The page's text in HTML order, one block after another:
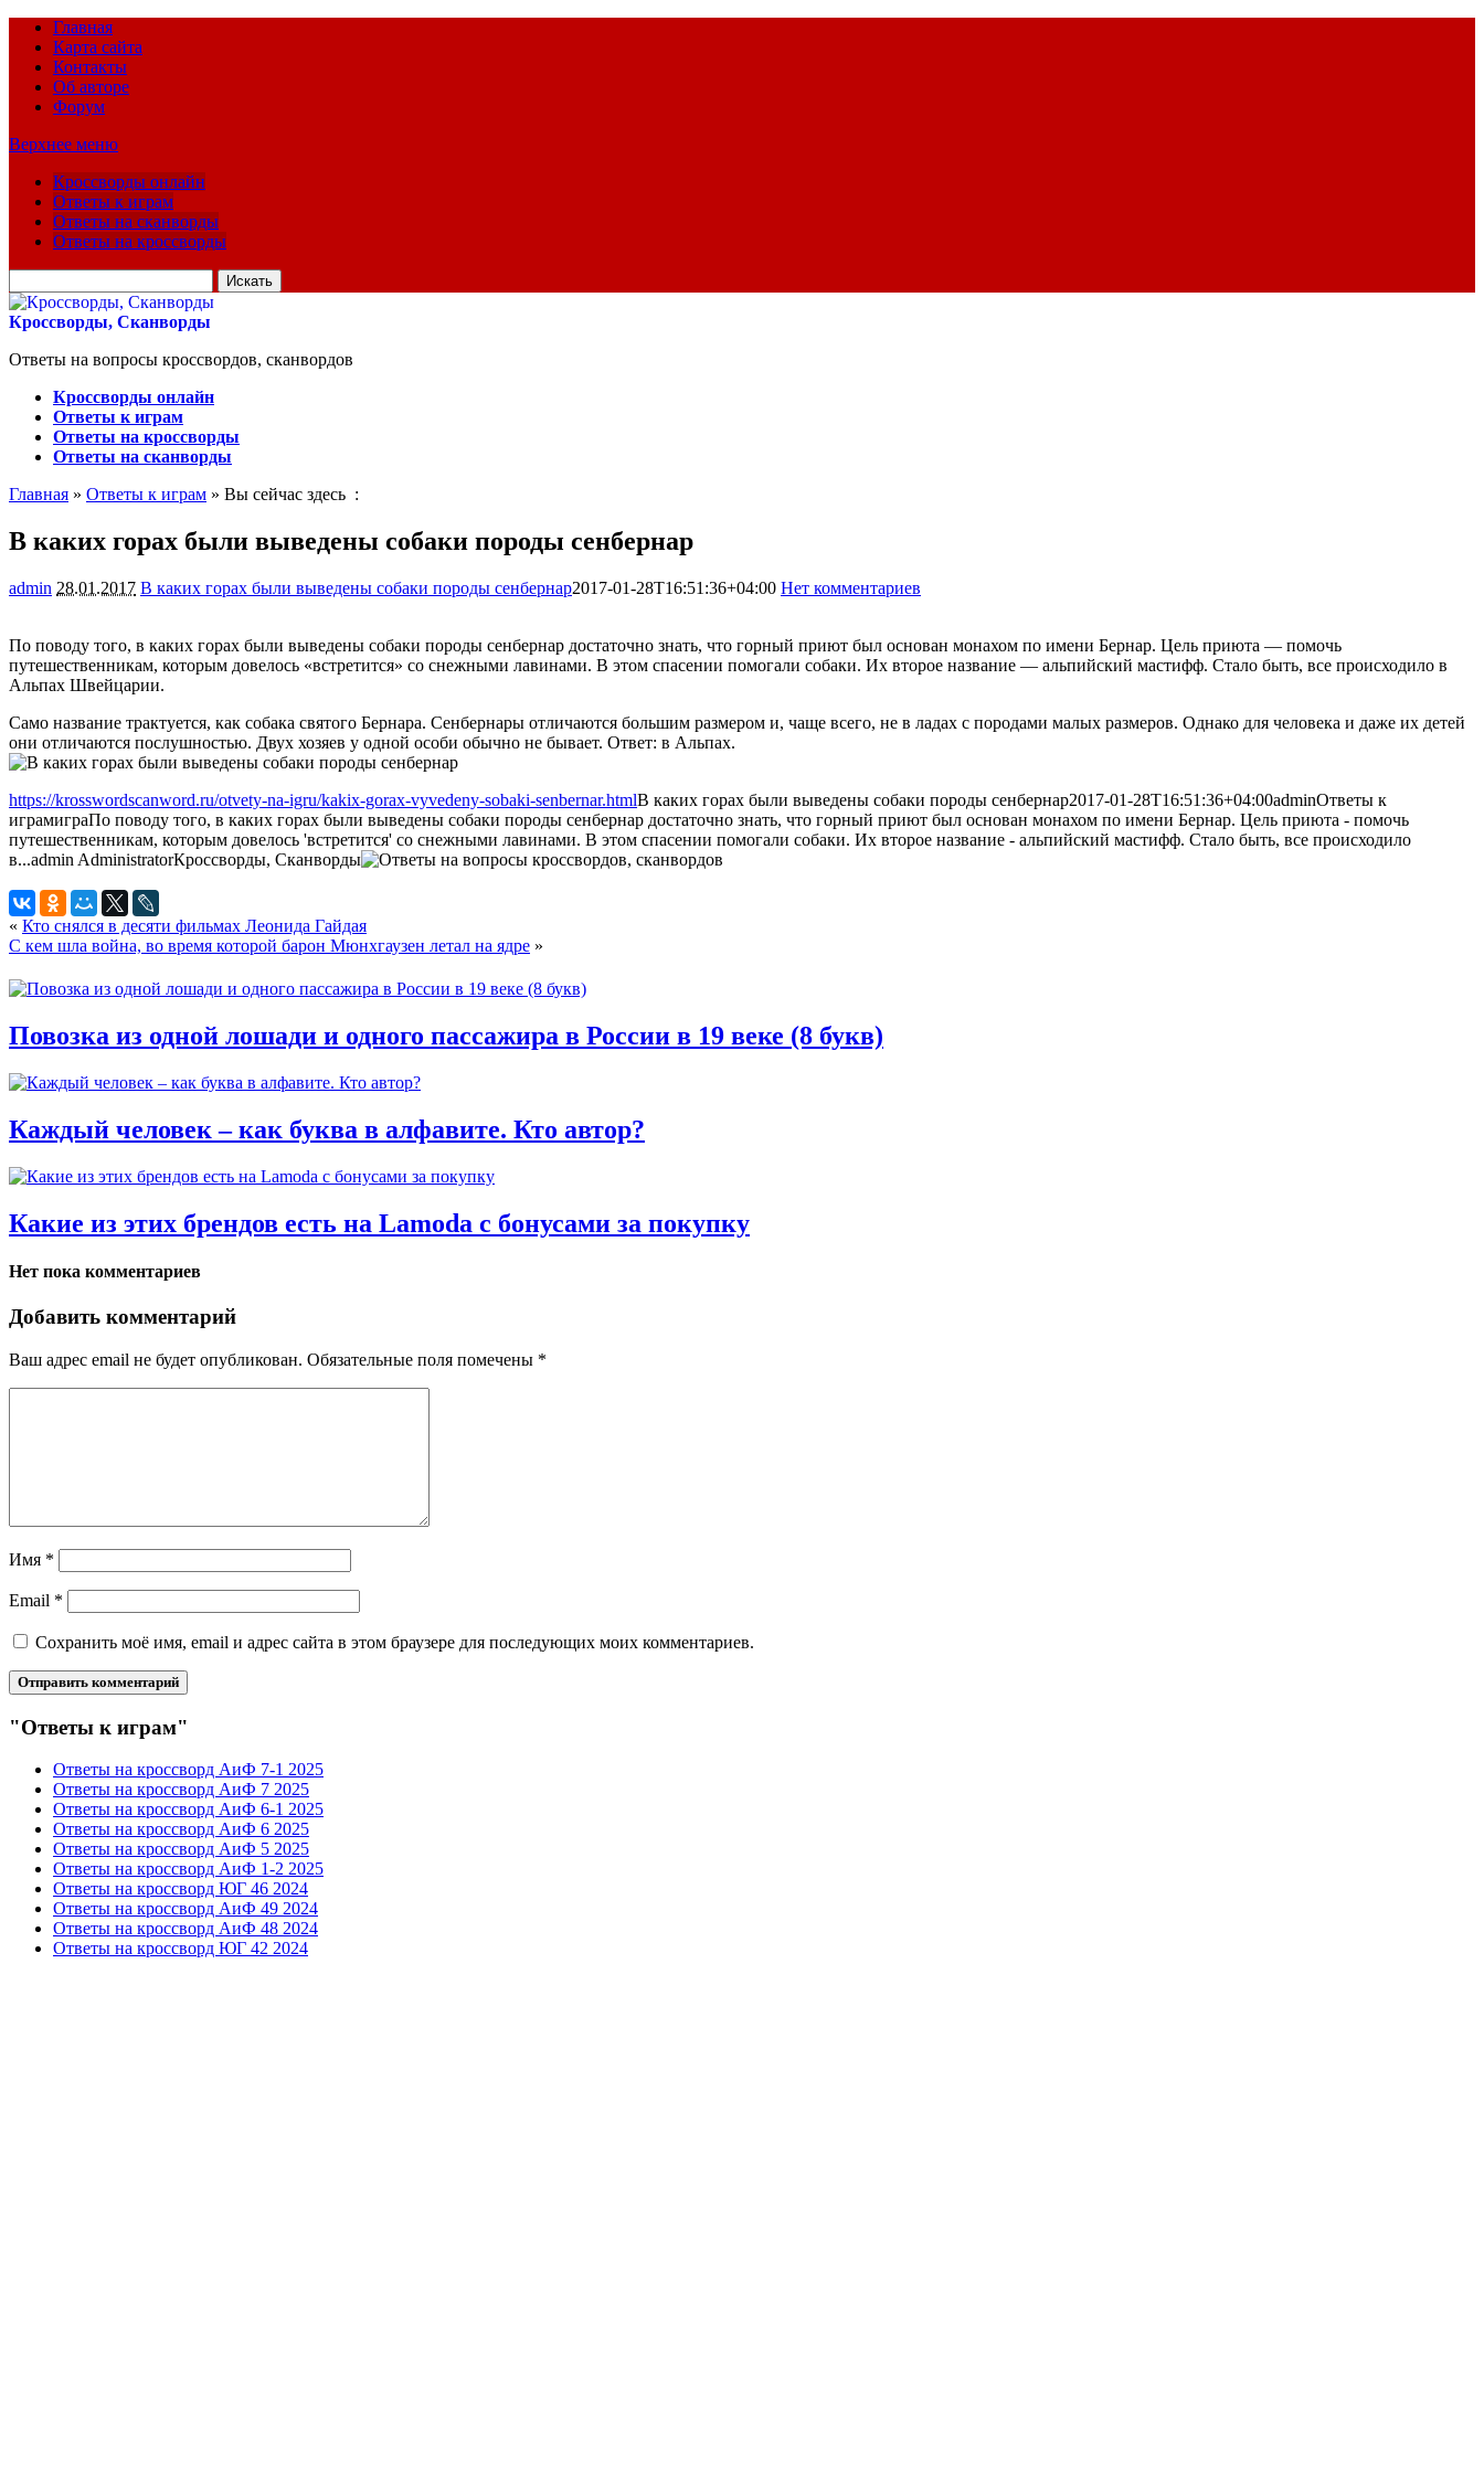
Главная
Карта сайта
Контакты
Об авторе
Форум
Верхнее меню
Кроссворды онлайн
Ответы к играм
Ответы на сканворды
Ответы на кроссворды
для:
Кроссворды, Сканворды
Ответы на вопросы кроссвордов, сканвордов
Кроссворды онлайн
Ответы к играм
Ответы на кроссворды
Ответы на сканворды
Главная » Ответы к играм » Вы сейчас здесь :
В каких горах были выведены собаки породы сенбернар
admin 28.01.2017 В каких горах были выведены собаки породы сенбернар2017-01-28T16:51:36+04:00 Нет комментариев
По поводу того, в каких горах были выведены собаки породы сенбернар достаточно знать, что горный приют был основан монахом по имени Бернар. Цель приюта — помочь
путешественникам, которым довелось «встретится» со снежными лавинами. В этом спасении помогали собаки. Их второе название — альпийский мастифф. Стало быть, все происходило в
Альпах Швейцарии.
Само название трактуется, как собака святого Бернара. Сенбернары отличаются большим размером и, чаще всего, не в ладах с породами малых размеров. Однако для человека и даже их детей
они отличаются послушностью. Двух хозяев у одной особи обычно не бывает. Ответ: в Альпах.
https://krosswordscanword.ru/otvety-na-igru/kakix-gorax-vyvedeny-sobaki-senbernar.htmlВ каких горах были выведены собаки породы сенбернар2017-01-28T16:51:36+04:00adminОтветы к
играмиграПо поводу того, в каких горах были выведены собаки породы сенбернар достаточно знать, что горный приют был основан монахом по имени Бернар. Цель приюта - помочь
путешественникам, которым довелось 'встретится' со снежными лавинами. В этом спасении помогали собаки. Их второе название - альпийский мастифф. Стало быть, все происходило
в...admin AdministratorКроссворды, Сканворды
« Кто снялся в десяти фильмах Леонида Гайдая
С кем шла война, во время которой барон Мюнхгаузен летал на ядре »
Повозка из одной лошади и одного пассажира в России в 19 веке (8 букв)
Каждый человек – как буква в алфавите. Кто автор?
Какие из этих брендов есть на Lamoda с бонусами за покупку
Нет пока комментариев
Добавить комментарий
Ваш адрес email не будет опубликован. Обязательные поля помечены *
Имя *
Email *
Сохранить моё имя, email и адрес сайта в этом браузере для последующих моих комментариев.
"Ответы к играм"
Ответы на кроссворд АиФ 7-1 2025
Ответы на кроссворд АиФ 7 2025
Ответы на кроссворд АиФ 6-1 2025
Ответы на кроссворд АиФ 6 2025
Ответы на кроссворд АиФ 5 2025
Ответы на кроссворд АиФ 1-2 2025
Ответы на кроссворд ЮГ 46 2024
Ответы на кроссворд АиФ 49 2024
Ответы на кроссворд АиФ 48 2024
Ответы на кроссворд ЮГ 42 2024